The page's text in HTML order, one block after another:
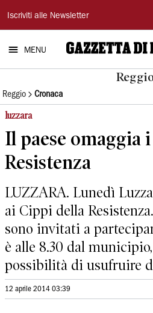
Gazzetta
di
Reggio
Iscriviti alle Newsletter
MENU
Reggio Cronaca
luzzara
Il paese omaggia
Resistenza
LUZZARA. Lunedì
ai Cippi della
sono invitati a
è alle 8.30 dal
possibilità di usufruire
12 aprile 2014 03:39